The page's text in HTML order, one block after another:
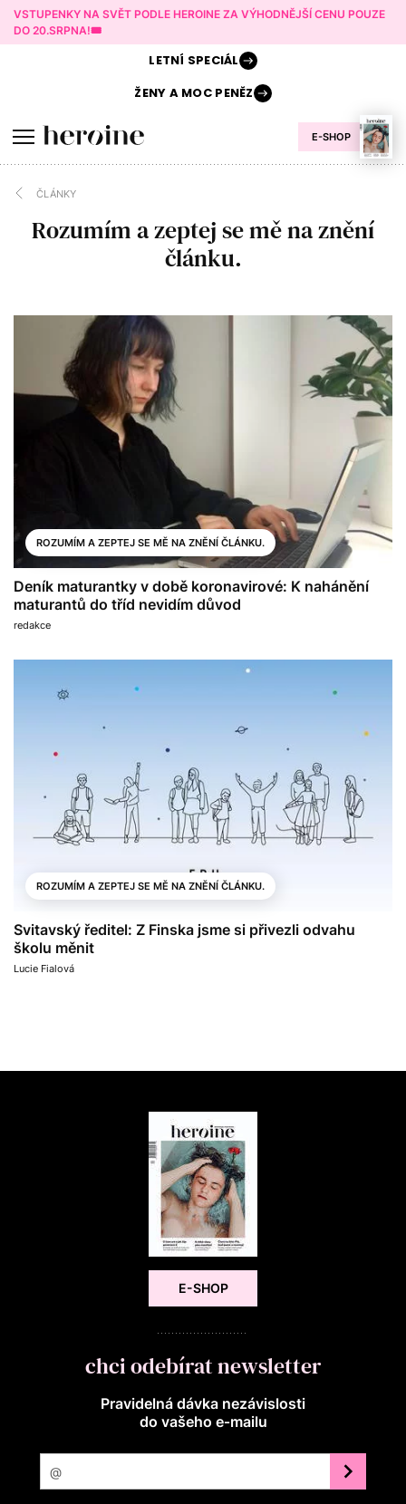
VSTUPENKY NA SVĚT PODLE HEROINE ZA VÝHODNĚJŠÍ CENU POUZE
DO 20.SRPNA!🎟️
E-SHOP
LETNÍ SPECIÁL
ŽENY AMOC PENĚZ
ČLÁNKY
Rozumím a zeptej se mě na znění
článku.
ROZUMÍM A ZEPTEJ SE MĚ NA ZNĚNÍ ČLÁNKU.
Deník maturantky v době koronavirové: K nahánění
maturantů do tříd nevidím důvod
redakce
ROZUMÍM A ZEPTEJ SE MĚ NA ZNĚNÍ ČLÁNKU.
Svitavský ředitel: Z Finska jsme si přivezli odvahu
školu měnit
Lucie Fialová
E-SHOP
chci odebírat newsletter
Pravidelná dávka nezávislosti
do vašeho e‑mailu